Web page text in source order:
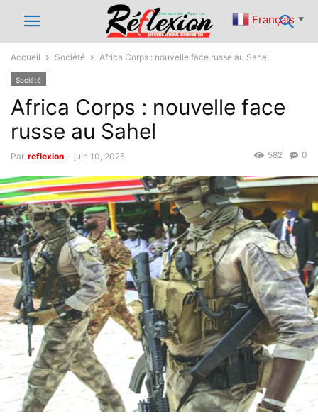
Accueil Société Africa Corps : nouvelle face russe au Sahel
Société
Africa Corps : nouvelle face
russe au Sahel
Par reflexion - juin 10, 2025 0
582
Français ▼